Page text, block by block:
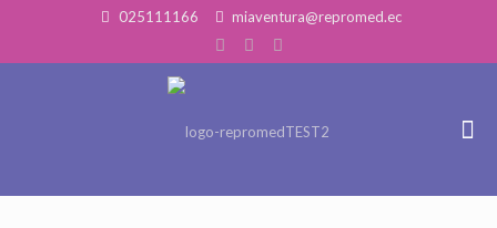
025111166 miaventura@repromed.ec